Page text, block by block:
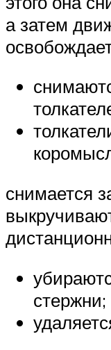
а затем
снимается
стержни;